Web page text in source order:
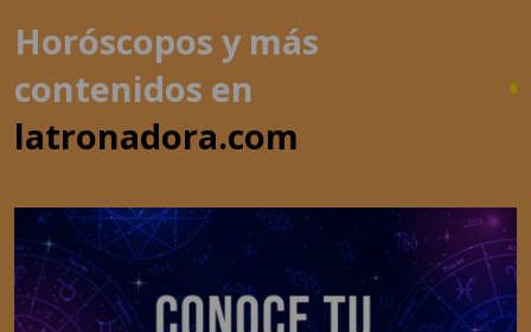
Horóscopos y más
contenidos en
latronadora.com